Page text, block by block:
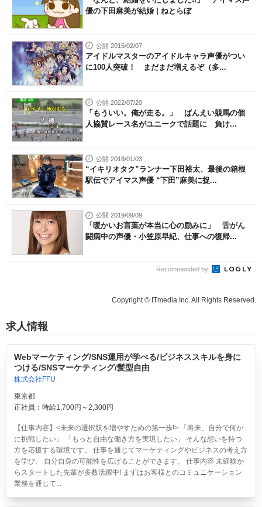
優の下田麻美が結婚 | ねとらぼ
公開 2015/02/07
アイドルマスターのアイドルキャラ声優がつい
に100人突破！ まだまだ増えるぞ（多...
公開 2022/07/20
「もういい。俺が走る。」 ばんえい競馬の個
人協賛レース名がユニークで話題に 負け...
公開 2018/01/03
“イキリオタク”ランナー下田裕太、最後の箱根
駅伝でアイマス声優 “下田”麻美に捉...
公開 2019/09/09
「暖かいお言葉が本当に心の励みに」 舌がん
闘病中の声優・小笠原早紀、仕事への復帰...
Recommended by
Copyright © ITmedia Inc. All Rights Reserved.
求人情報
Webマーケティング/SNS運用が学べる/ビジネススキルを身に
つける/SNSマーケティング/髪型自由
株式会社FFU
東京都
正社員：時給1,700円～2,300円
【仕事内容】<未来の選択肢を増やすための第一歩!> 「将来、自分で何か
に挑戦したい」 「もっと自由な働き方を実現したい」 そんな想いを持つ
方を応援する環境です。 仕事を通じてマーケティングやビジネスの考え方
を学び、 自分自身の可能性を広げることができます。 仕事内容 未経験か
らスタートした先輩が多数活躍中! まずはお客様とのコミュニケーション
業務を通じて...